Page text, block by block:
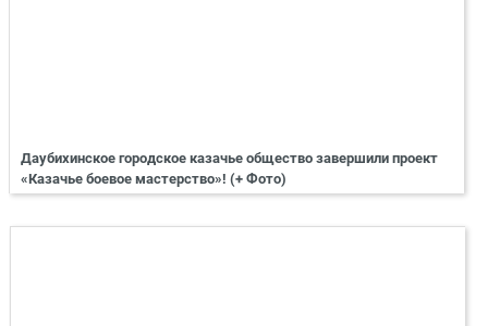
Даубихинское городское казачье общество завершили проект
«Казачье боевое мастерство»! (+ Фото)